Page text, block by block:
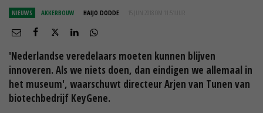
NIEUWS AKKERBOUW HAIJO DODDE 15 JUN 2018 OM 11:51
'Nederlandse veredelaars moeten kunnen blijven
innoveren. Als we niets doen, dan eindigen we allemaal in
het museum', waarschuwt directeur Arjen van Tunen van
biotechbedrijf KeyGene.